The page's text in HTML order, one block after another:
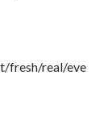
fresh/real/eve